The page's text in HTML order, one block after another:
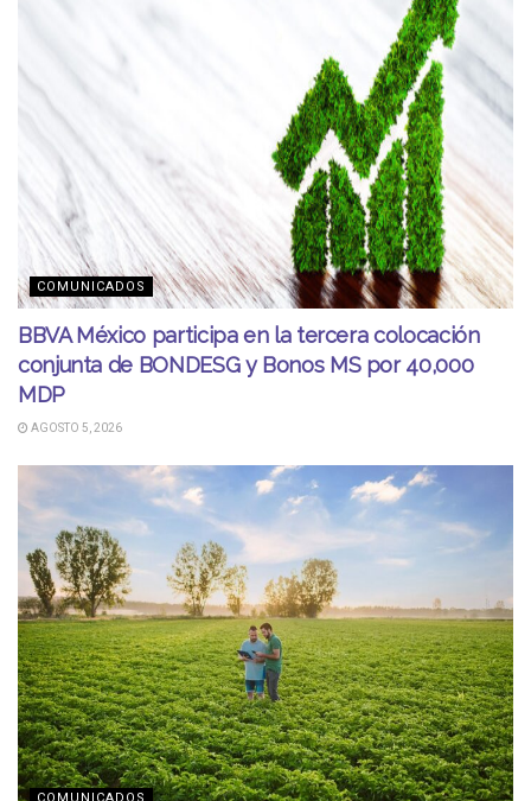
COMUNICADOS
BBVA México participa en la tercera colocación
conjunta de BONDESG y Bonos MS por 40,000
MDP
AGOSTO 5, 2026